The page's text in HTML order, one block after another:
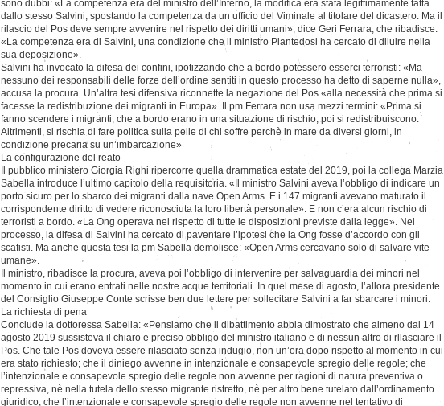
sono dubbi: «La competenza era del ministro dell’Interno, la modifica era stata legittimamente fatta
dallo stesso Salvini, spostando la competenza da un ufficio del Viminale al titolare del dicastero. Ma il
rilascio del Pos deve sempre avvenire nel rispetto dei diritti umani», dice Geri Ferrara, che ribadisce:
«La competenza era di Salvini, una condizione che il ministro Piantedosi ha cercato di diluire nella
sua deposizione».
Salvini ha invocato la difesa dei confini, ipotizzando che a bordo potessero esserci terroristi: «Ma
nessuno dei responsabili delle forze dell’ordine sentiti in questo processo ha detto di saperne nulla»,
accusa la procura. Un’altra tesi difensiva riconnette la negazione del Pos «alla necessità che prima si
facesse la redistribuzione dei migranti in Europa». Il pm Ferrara non usa mezzi termini: «Prima si
fanno scendere i migranti, che a bordo erano in una situazione di rischio, poi si redistribuiscono.
Altrimenti, si rischia di fare politica sulla pelle di chi soffre perchè in mare da diversi giorni, in
condizione precaria su un’imbarcazione»
La configurazione del reato
Il pubblico ministero Giorgia Righi ripercorre quella drammatica estate del 2019, poi la collega Marzia
Sabella introduce l’ultimo capitolo della requisitoria. «Il ministro Salvini aveva l’obbligo di indicare un
porto sicuro per lo sbarco dei migranti dalla nave Open Arms. E i 147 migranti avevano maturato il
corrispondente diritto di vedere riconosciuta la loro libertà personale». E non c’era alcun rischio di
terroristi a bordo. «La Ong operava nel rispetto di tutte le disposizioni previste dalla legge». Nel
processo, la difesa di Salvini ha cercato di paventare l’ipotesi che la Ong fosse d’accordo con gli
scafisti. Ma anche questa tesi la pm Sabella demolisce: «Open Arms cercavano solo di salvare vite
umane».
Il ministro, ribadisce la procura, aveva poi l’obbligo di intervenire per salvaguardia dei minori nel
momento in cui erano entrati nelle nostre acque territoriali. In quel mese di agosto, l’allora presidente
del Consiglio Giuseppe Conte scrisse ben due lettere per sollecitare Salvini a far sbarcare i minori.
La richiesta di pena
Conclude la dottoressa Sabella: «Pensiamo che il dibattimento abbia dimostrato che almeno dal 14
agosto 2019 sussisteva il chiaro e preciso obbligo del ministro italiano e di nessun altro di rllasciare il
Pos. Che tale Pos doveva essere rilasciato senza indugio, non un’ora dopo rispetto al momento in cui
era stato richiesto; che il diniego avvenne in intenzionale e consapevole spregio delle regole; che
l’intenzionale e consapevole spregio delle regole non avvenne per ragioni di natura preventiva o
repressiva, nè nella tutela dello stesso migrante ristretto, nè per altro bene tutelato dall’ordinamento
giuridico; che l’intenzionale e consapevole spregio delle regole non avvenne nel tentativo di